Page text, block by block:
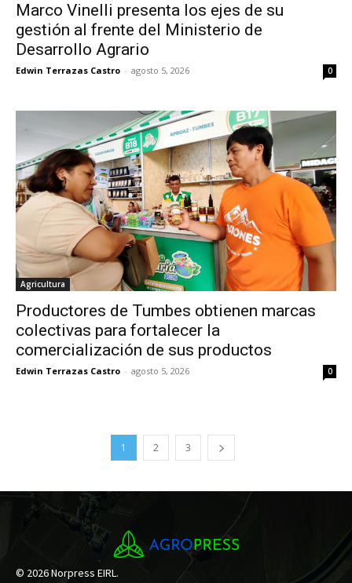
Marco Vinelli presenta los ejes de su
gestión al frente del Ministerio de
Desarrollo Agrario
Edwin Terrazas Castro - agosto 5, 2026 0
Agricultura
Productores de Tumbes obtienen marcas
colectivas para fortalecer la
comercialización de sus productos
Edwin Terrazas Castro - agosto 5, 2026 0
1 2 3
© 2026 Norpress EIRL.